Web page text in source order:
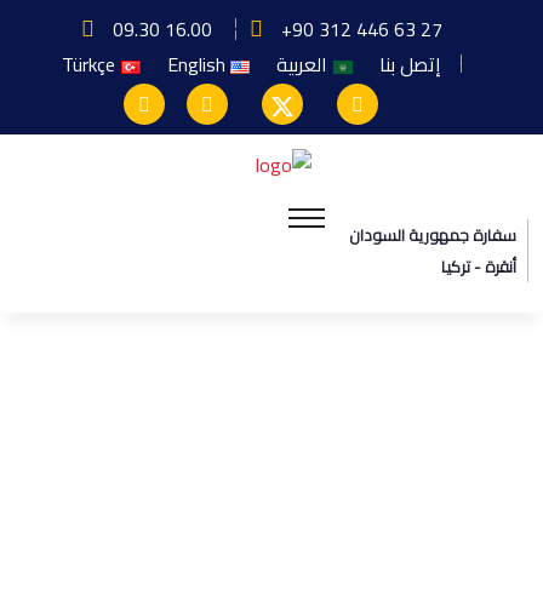
+90 312 446 63 27
09.30 16.00
إتصل بنا
العربية English
Türkçe
سفارة جمهورية السودان
أنقرة - تركيا